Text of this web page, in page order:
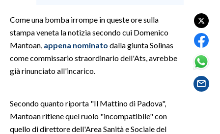
TENNIS
ALTRI SPORT
GOSSIP
SALUTE
Come una bomba irrompe in queste ore sulla
stampa veneta la notizia secondo cui Domenico
Mantoan, appena nominato dalla giunta Solinas
come commissario straordinario dell'Ats, avrebbe
già rinunciato all'incarico.
Secondo quanto riporta "Il Mattino di Padova",
Mantoan ritiene quel ruolo "incompatibile" con
quello di direttore dell'Area Sanità e Sociale del